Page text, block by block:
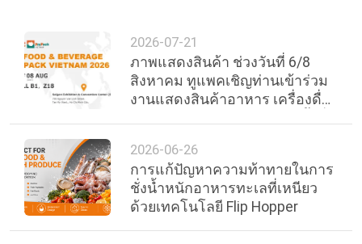
2026-07-21
ภาพแสดงสินค้า ช่วงวันที่ 6/8
สิงหาคม ทูแพคเชิญท่านเข้าร่วม
งานแสดงสินค้าอาหาร เครื่องดื่ม
2026-06-26
การแก้ปัญหาความท้าทายในการ
ชั่งน้ำหนักอาหารทะเลที่เหนียว
ด้วยเทคโนโลยี Flip Hopper